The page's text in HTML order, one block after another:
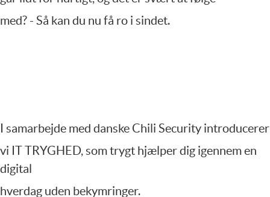
med? - Så kan du nu få ro i sindet.
I samarbejde med danske Chili Security introducerer
vi IT TRYGHED, somtrygt hjælper dig igennem en
digital
hverdag uden bekymringer.